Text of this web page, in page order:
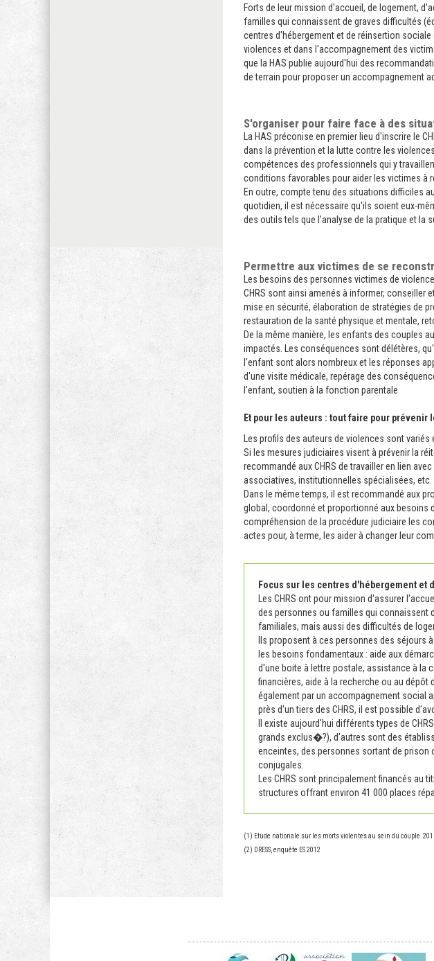
Forts de leur mission d'accueil, de logement,
familles qui connaissent de graves difficultés
centres d'hébergement et de réinsertion
violences et dans l'accompagnement des
que la HAS publie aujourd'hui des
de terrain pour proposer un accompagnement
S'organiser pour faire face à des
La HAS préconise en premier lieu d'inscrire le
dans la prévention et la lutte contre les
compétences des professionnels qui y
conditions favorables pour aider les victimes à
En outre, compte tenu des situations difficiles
quotidien, il est nécessaire qu'ils soient eux-
des outils tels que l'analyse de la pratique et la
Permettre aux victimes de se
Les besoins des personnes victimes de
CHRS sont ainsi amenés à informer, conseiller
mise en sécurité, élaboration de stratégies de
restauration de la santé physique et mentale,
De la même manière, les enfants des couples
impactés. Les conséquences sont délétères,
l'enfant sont alors nombreux et les réponses
d'une visite médicale, repérage des
l'enfant, soutien à la fonction parentale
Et pour les auteurs : tout faire pour
Les profils des auteurs de violences sont
Si les mesures judiciaires visent à prévenir la
recommandé aux CHRS de travailler en lien
associatives, institutionnelles spécialisées, etc.
Dans le même temps, il est recommandé aux
global, coordonné et proportionné aux besoins
compréhension de la procédure judiciaire les
actes pour, à terme, les aider à changer leur
Focus sur les centres d'hébergement et
Les CHRS ont pour mission d'assurer
des personnes ou familles qui connaissent
familiales, mais aussi des difficultés de
Ils proposent à ces personnes des séjours
les besoins fondamentaux : aide aux
d'une boite à lettre postale, assistance à la
financières, aide à la recherche ou au
également par un accompagnement social
près d'un tiers des CHRS, il est possible
Il existe aujourd'hui différents types de
grands exclus�?), d'autres sont des
enceintes, des personnes sortant de
conjugales.
Les CHRS sont principalement financés au
structures offrant environ 41 000 places
(1) Etude nationale sur les morts violentes au sein du couple
(2) DRESS, enquête ES 2012